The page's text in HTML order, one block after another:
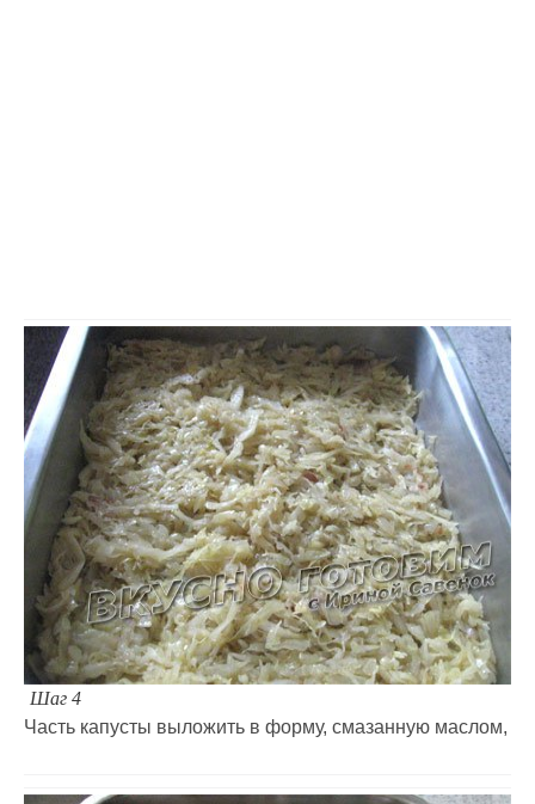
Шаг 4
Часть капусты выложить в форму, смазанную маслом,